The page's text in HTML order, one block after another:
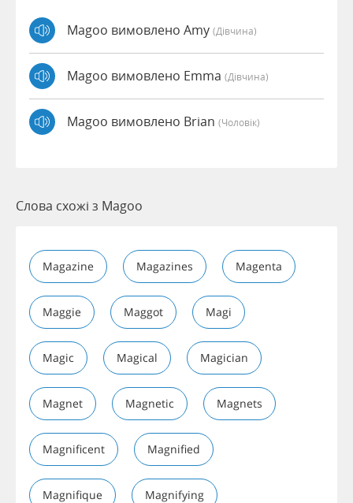
Magoo вимовлено Amy (дівчина)
Magoo вимовлено Emma (дівчина)
Magoo вимовлено Brian (чоловік)
Слова схожі з Magoo
Magazine Magazines Magenta
Maggie Maggot Magi
Magic Magical Magician
Magnet Magnetic Magnets
Magnificent Magnified
Magnifique Magnifying